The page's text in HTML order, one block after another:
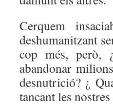
Cerquem
deshumanitzant
cop més, però,
abandonar
desnutrició? ¿
tancant les